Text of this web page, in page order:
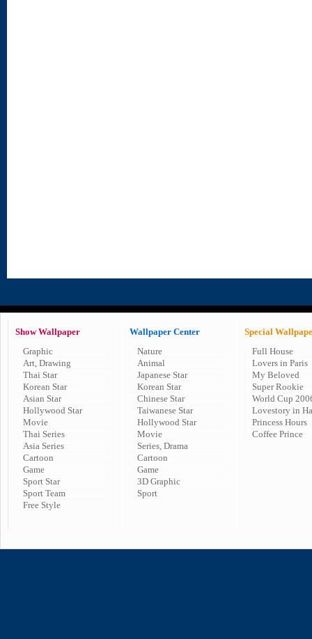
Show Wallpaper
Graphic
Art, Drawing
Thai Star
Korean Star
Asian Star
Hollywood Star
Movie
Thai Series
Asia Series
Cartoon
Game
Sport Star
Sport Team
Free Style
Wallpaper Center
Nature
Animal
Japanese Star
Korean Star
Chinese Star
Taiwanese Star
Hollywood Star
Movie
Series, Drama
Cartoon
Game
3D Graphic
Sport
Special
Full House
Lovers in Paris
My Beloved
Super Rookie
World Cup
Lovestory in
Princess Hours
Coffee Prince